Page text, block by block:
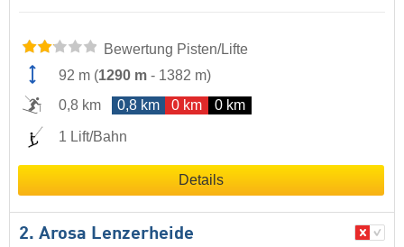
Bewertung Pisten/Lifte
92 m (1290 m - 1382 m)
0,8 km
0,8 km 0 km 0 km
1 Lift/Bahn
Details
2. Arosa Lenzerheide